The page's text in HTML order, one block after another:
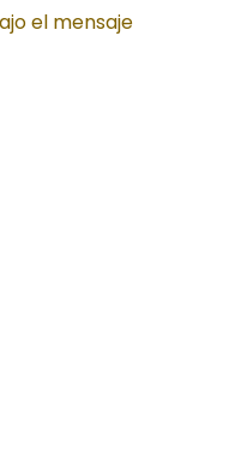
el mensaje